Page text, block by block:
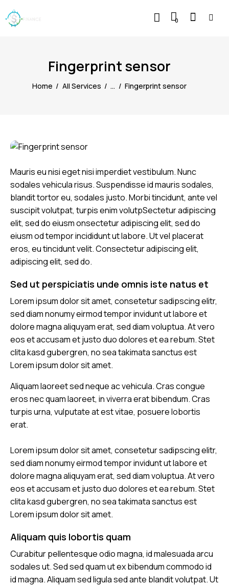
0
Fingerprint sensor
Home All Services ... Fingerprint sensor
Mauris eu nisi eget nisi imperdiet vestibulum. Nunc
sodales vehicula risus. Suspendisse id mauris sodales,
blandit tortor eu, sodales justo. Morbi tincidunt, ante vel
suscipit volutpat, turpis enim volutpSectetur adipiscing
elit, sed do eiusm onsectetur adipiscing elit, sed do
eiusm od tempor incididunt ut labore. Ut vel placerat
eros, eu tincidunt velit. Consectetur adipiscing elit,
adipiscing elit, sed do.
Sed ut perspiciatis unde omnis iste natus et
Lorem ipsum dolor sit amet, consetetur sadipscing elitr,
sed diam nonumy eirmod tempor invidunt ut labore et
dolore magna aliquyam erat, sed diam voluptua. At vero
eos et accusam et justo duo dolores et ea rebum. Stet
clita kasd gubergren, no sea takimata sanctus est
Lorem ipsum dolor sit amet.
Aliquam laoreet sed neque ac vehicula. Cras congue
eros nec quam laoreet, in viverra erat bibendum. Cras
turpis urna, vulputate at est vitae, posuere lobortis
erat.
Lorem ipsum dolor sit amet, consetetur sadipscing elitr,
sed diam nonumy eirmod tempor invidunt ut labore et
dolore magna aliquyam erat, sed diam voluptua. At vero
eos et accusam et justo duo dolores et ea rebum. Stet
clita kasd gubergren, no sea takimata sanctus est
Lorem ipsum dolor sit amet.
Aliquam quis lobortis quam
Curabitur pellentesque odio magna, id malesuada arcu
sodales ut. Sed sed quam ut ex bibendum commodo id
id magna. Aliquam sed ligula sed ante blandit volutpat. Ut